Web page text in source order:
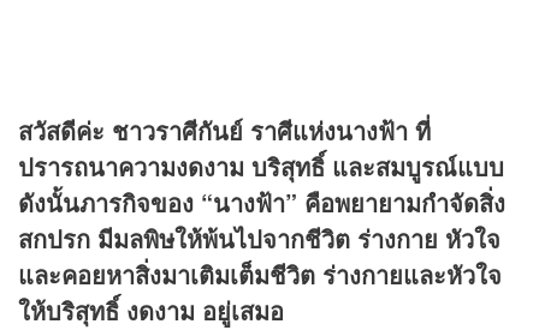
สวัสดีค่ะ ชาวราศีกันย์ ราศีแห่งนางฟ้า ที่
ปรารถนาความงดงาม บริสุทธิ์ และสมบูรณ์แบบ
ดังนั้นภารกิจของ “นางฟ้า” คือพยายามกำจัดสิ่ง
สกปรก มีมลพิษให้พ้นไปจากชีวิต ร่างกาย หัวใจ
และคอยหาสิ่งมาเติมเต็มชีวิต ร่างกายและหัวใจ
ให้บริสุทธิ์ งดงาม อยู่เสมอ